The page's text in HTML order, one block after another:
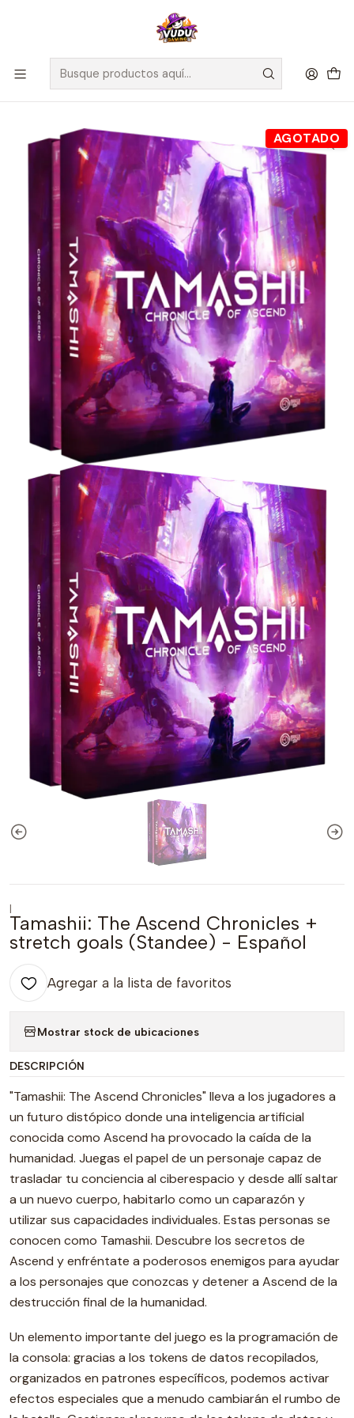
🚀 ¡Despachamos a todo Chile! Envío GRATIS a Regiones sobre
$100.000 y a RM sobre $35.000
Inicio Juegos de Mesa Editorial Maldito Games
Tamashii: The Ascend Chronicles + stretch goals (Standee) -
Español
AGOTADO
|
Tamashii: The Ascend Chronicles +
stretch goals (Standee) - Español
Agregar a la lista de favoritos
Mostrar stock de ubicaciones
DESCRIPCIÓN
"Tamashii: The Ascend Chronicles" lleva a los jugadores a
un futuro distópico donde una inteligencia artificial
conocida como Ascend ha provocado la caída de la
humanidad. Juegas el papel de un personaje capaz de
trasladar tu conciencia al ciberespacio y desde allí saltar
a un nuevo cuerpo, habitarlo como un caparazón y
utilizar sus capacidades individuales. Estas personas se
conocen como Tamashii. Descubre los secretos de
Ascend y enfréntate a poderosos enemigos para ayudar
a los personajes que conozcas y detener a Ascend de la
destrucción final de la humanidad.
Un elemento importante del juego es la programación de
la consola: gracias a los tokens de datos recopilados,
organizados en patrones específicos, podemos activar
efectos especiales que a menudo cambiarán el rumbo de